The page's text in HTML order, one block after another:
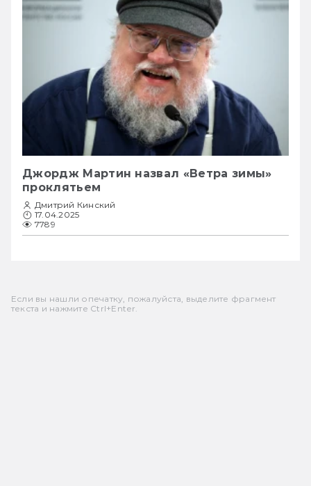
Джордж Мартин назвал «Ветра зимы»
проклятьем
Дмитрий Кинский
17.04.2025
7789
Если вы нашли опечатку, пожалуйста, выделите фрагмент
текста и нажмите Ctrl+Enter.